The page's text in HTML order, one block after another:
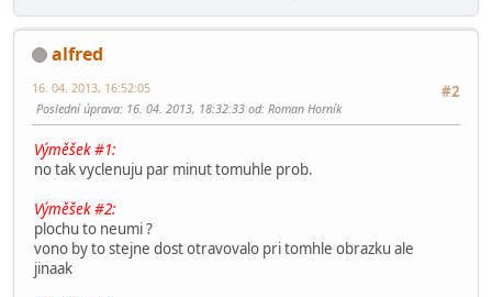
alfred
#2
16. 04. 2013, 16:52:05
Poslední úprava: 16. 04. 2013, 18:32:33 od: Roman Horník
Výměšek #1:
no tak vyclenuju par minut tomuhle prob.
Výměšek #2:
plochu to neumi ?
vono by to stejne dost otravovalo pri tomhle obrazku ale
jinaak